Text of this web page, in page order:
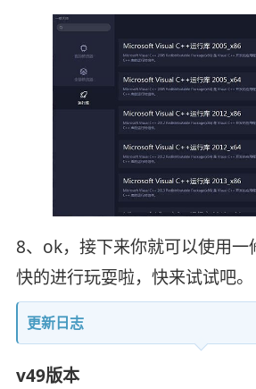
8、ok，接下来你就可以使用一
快的进行玩耍啦，快来试试吧。
更新日志
v49版本